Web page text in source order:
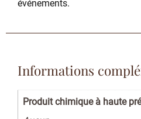
événements.
Informations
Produit chimique à haute